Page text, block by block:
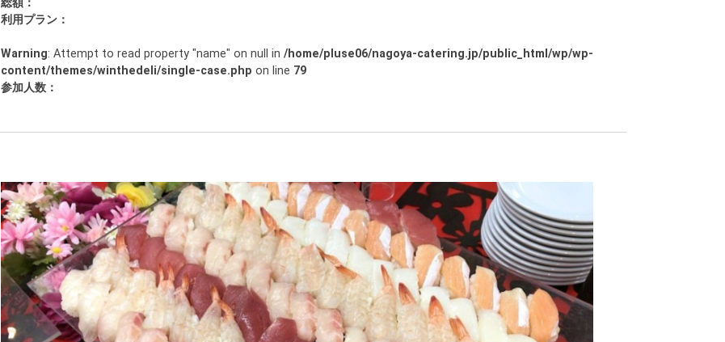
総額：
利用プラン：
Warning: Attempt to read property "name" on null in /home/pluse06/nagoya-catering.jp/public_html/wp/wp-
content/themes/winthedeli/single-case.php on line 79
参加人数：